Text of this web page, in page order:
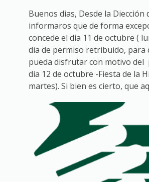
Buenos dias, Desde la Diección
informaros que de forma
concede el dia 11 de octubre (
dia de permiso retribuido, para
pueda disfrutar con motivo del
dia 12 de octubre -Fiesta de la
martes). Si bien es cierto, que